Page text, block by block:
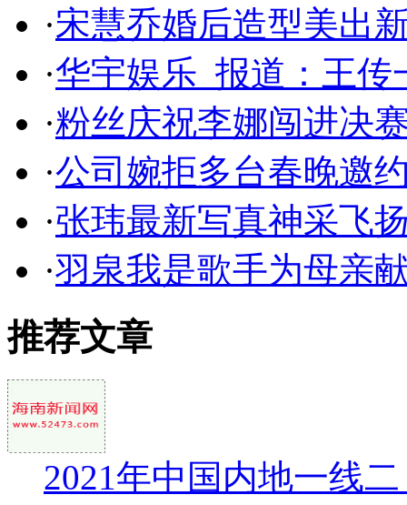
·宋慧乔婚后造型美出
·华宇娱乐_报道：王传
·粉丝庆祝李娜闯进决
·公司婉拒多台春晚邀
·张玮最新写真神采飞
·羽泉我是歌手为母亲
推荐文章
2021年中国内地一线